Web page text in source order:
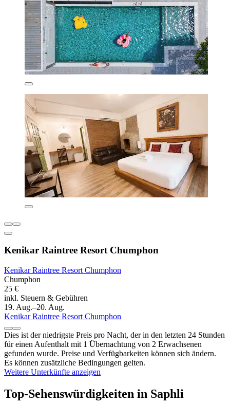
Kenikar Raintree Resort Chumphon
Kenikar Raintree Resort Chumphon
Chumphon
25 €
inkl. Steuern & Gebühren
19. Aug.–20. Aug.
Kenikar Raintree Resort Chumphon
Dies ist der niedrigste Preis pro Nacht, der in den letzten 24 Stunden
für einen Aufenthalt mit 1 Übernachtung von 2 Erwachsenen
gefunden wurde. Preise und Verfügbarkeiten können sich ändern.
Es können zusätzliche Bedingungen gelten.
Weitere Unterkünfte anzeigen
Top-Sehenswürdigkeiten in Saphli